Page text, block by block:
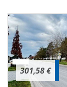
301,58 €